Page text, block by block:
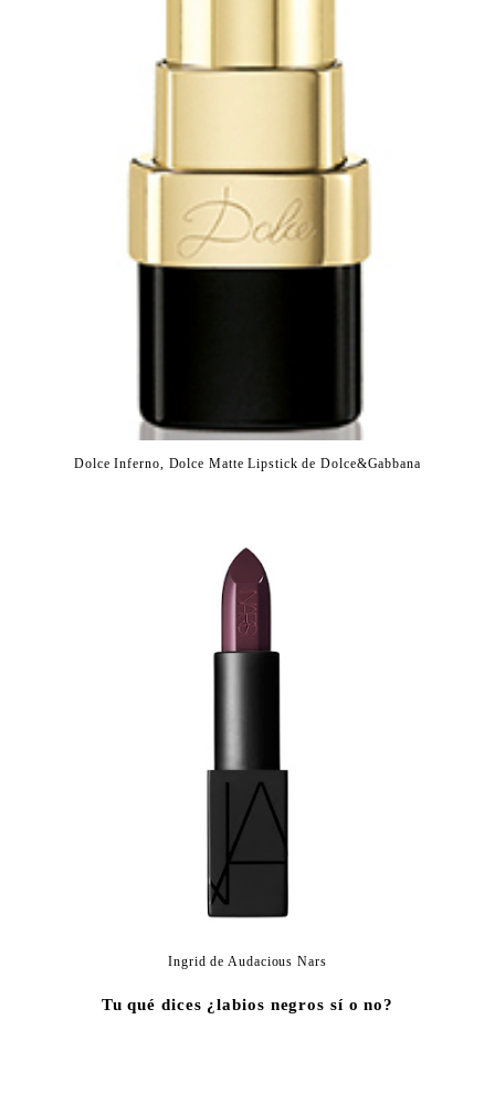
Dolce Inferno, Dolce Matte Lipstick de Dolce&Gabbana
Ingrid de Audacious Nars
Tu qué dices ¿labios negros sí o no?